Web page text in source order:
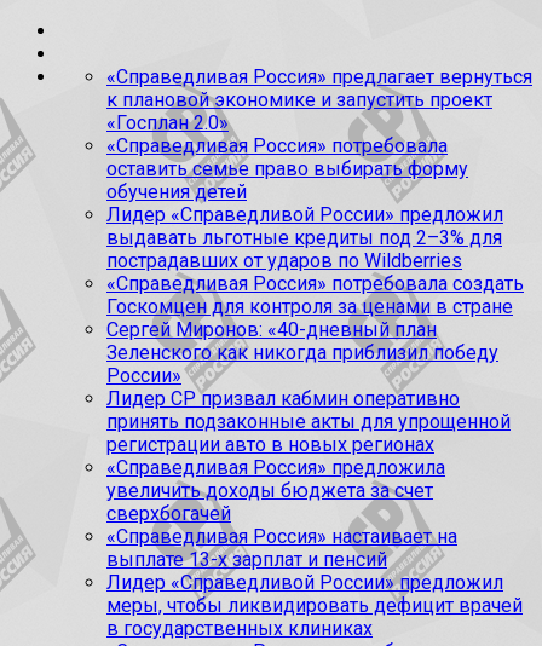
«Справедливая Россия» предлагает вернуться
к плановой экономике и запустить проект
«Госплан 2.0»
«Справедливая Россия» потребовала
оставить семье право выбирать форму
обучения детей
Лидер «Справедливой России» предложил
выдавать льготные кредиты под 2–3% для
пострадавших от ударов по Wildberries
«Справедливая Россия» потребовала создать
Госкомцен для контроля за ценами в стране
Сергей Миронов: «40-дневный план
Зеленского как никогда приблизил победу
России»
Лидер СР призвал кабмин оперативно
принять подзаконные акты для упрощенной
регистрации авто в новых регионах
«Справедливая Россия» предложила
увеличить доходы бюджета за счет
сверхбогачей
«Справедливая Россия» настаивает на
выплате 13-х зарплат и пенсий
Лидер «Справедливой России» предложил
меры, чтобы ликвидировать дефицит врачей
в государственных клиниках